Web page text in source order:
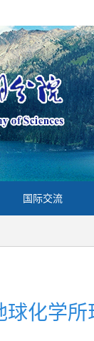
国际交流
球化学